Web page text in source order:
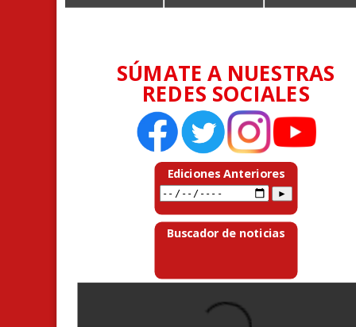
SÚMATE A NUESTRAS
REDES SOCIALES
Ediciones Anteriores
Buscador de noticias